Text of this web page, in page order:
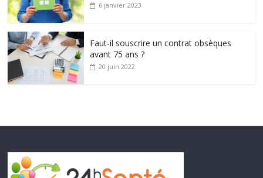
6 janvier 2023
Faut-il souscrire un contrat obsèques
avant 75 ans ?
20 juin 2022